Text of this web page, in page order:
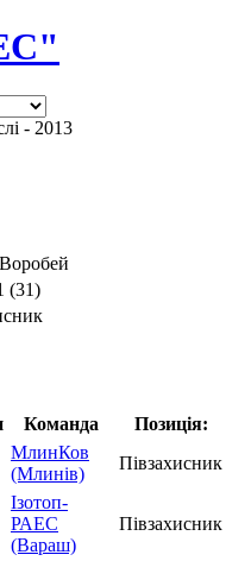
- 2013
(31)
Команда
Позиція:
МлинКов
(Млинів)
Півзахисник
Ізотоп-
РАЕС
(Вараш)
Півзахисник